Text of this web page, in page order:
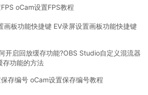
oCam设置FPS教程
画板功能快捷键 EV录屏设置画板功能快捷键
开启回放缓存功能?OBS Studio自定义混流器
存功能的方法
存编号 oCam设置保存编号教程